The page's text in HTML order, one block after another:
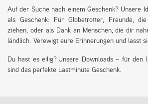
Auf der Suche nach einem Geschenk? Unsere
als Geschenk: Für Globetrotter, Freunde,
ziehen, oder als Dank an Menschen, die dir
ländlich. Verewigt eure Erinnerungen und lasst
Du hast es eilig? Unsere Downloads – für den
sind das perfekte Lastminute Geschenk.